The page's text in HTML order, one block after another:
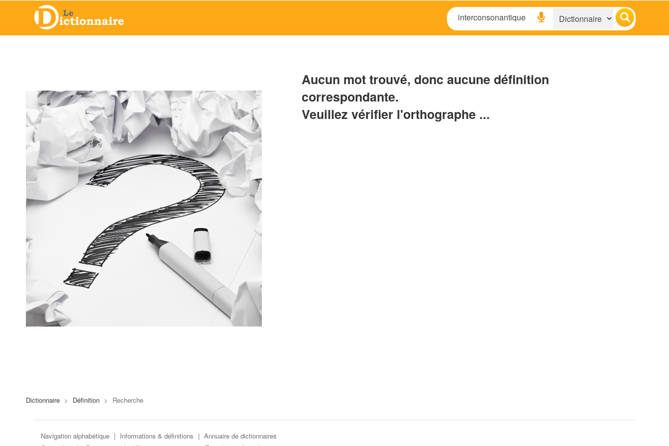
Aucun mot trouvé, donc aucune définition
correspondante.
Veuillez vérifier l'orthographe ...
Dictionnaire > Définition > Recherche
Navigation alphabétique | Informations & définitions | Annuaire de dictionnaires